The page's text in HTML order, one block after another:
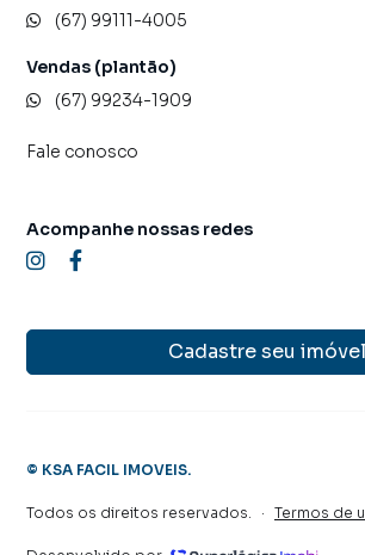
(67) 99111-4005
Vendas (plantão)
(67) 99234-1909
Fale conosco
Cadastre seu imóvel
Acompanhe nossas redes
© KSA FACIL IMOVEIS.
Todos os direitos reservados. · Termos de